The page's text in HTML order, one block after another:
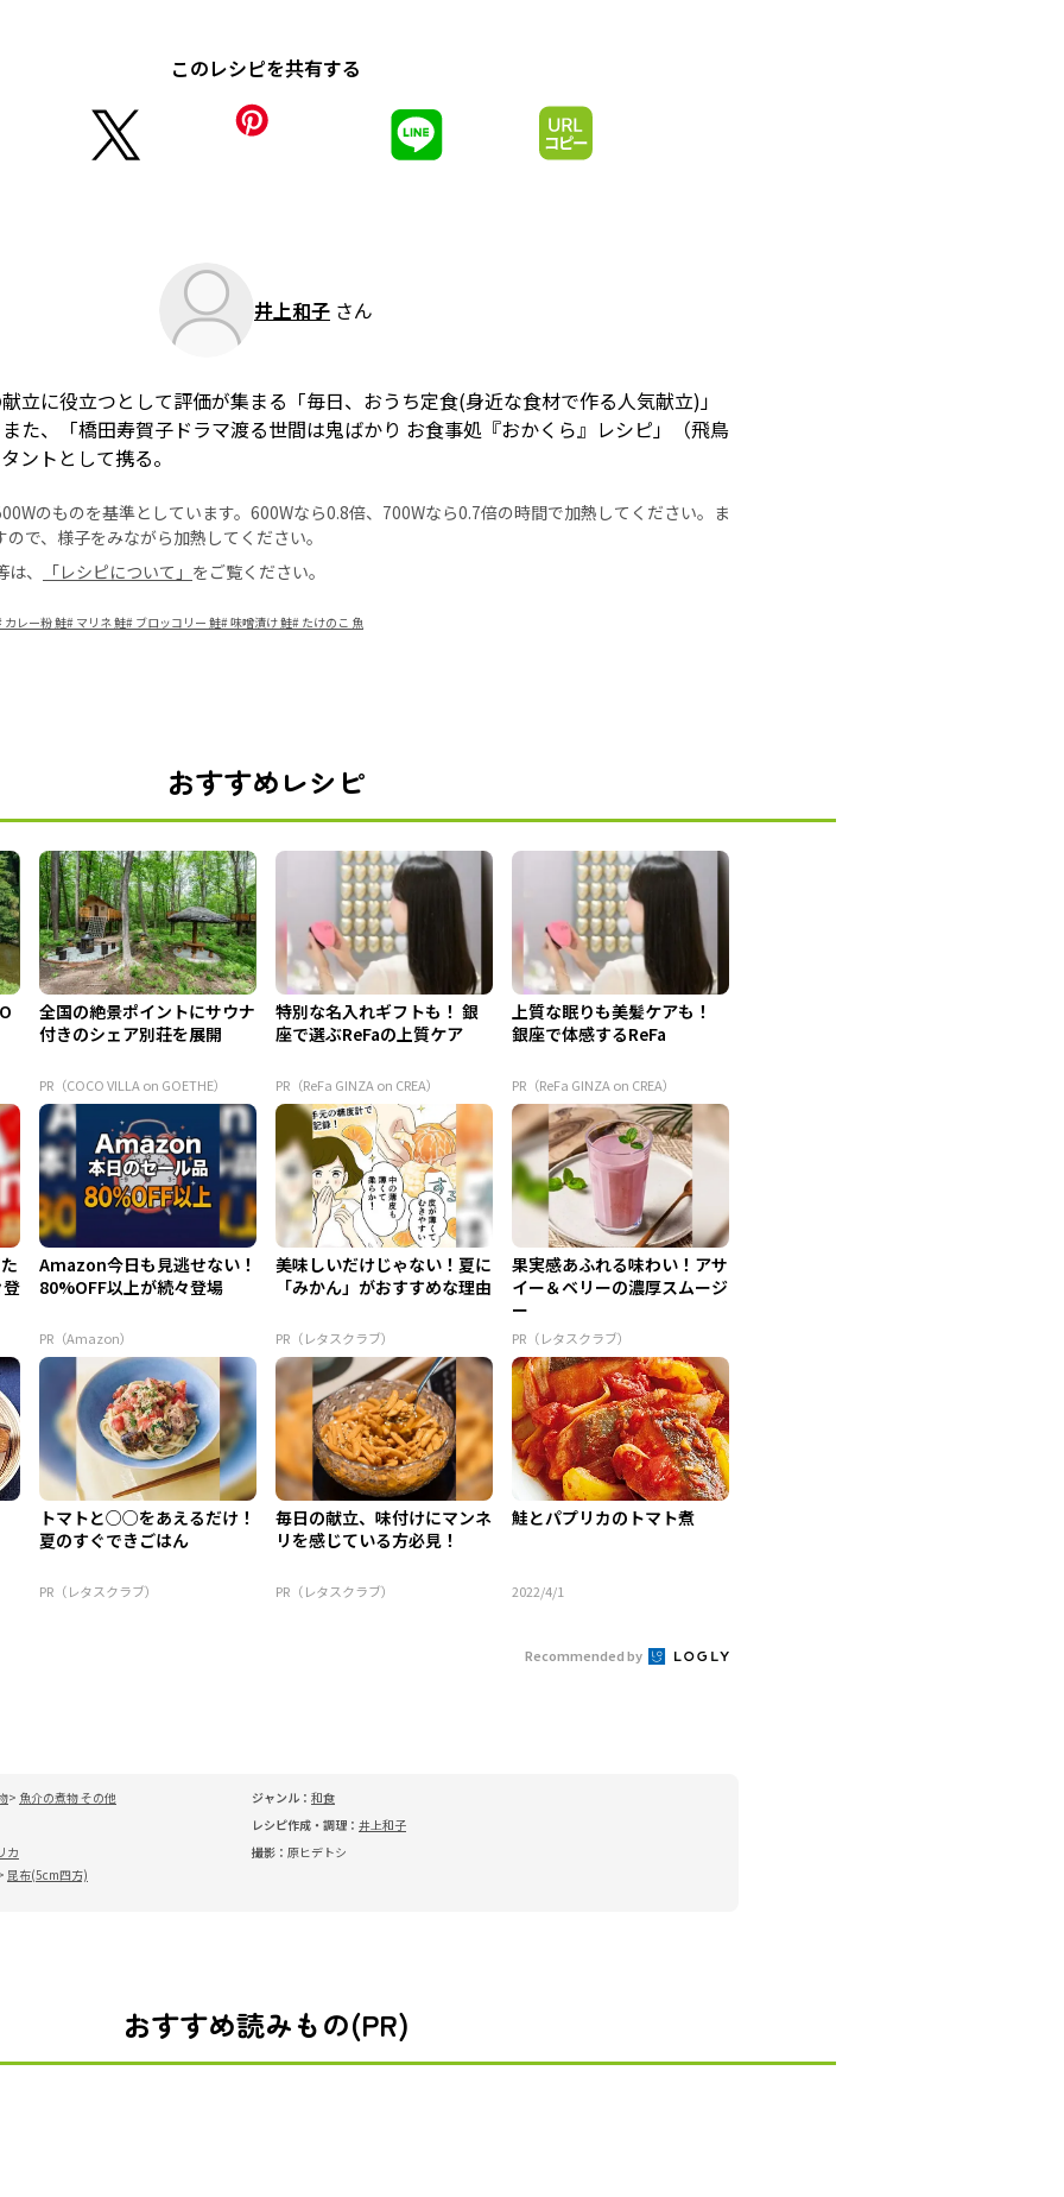
このレシピを共有する
井上和子 さん
立に役立つとして評価が集まる「毎日、おうち定食(身近な食材で作る人気献立)」
また、「橋田寿賀子ドラマ渡る世間は鬼ばかり お食事処『おかくら』レシピ」（飛鳥
ントとして携る。
のものを基準としています。600Wなら0.8倍、700Wなら0.7倍の時間で加熱してください。ま
で、様子をみながら加熱してください。
、
「レシピについて」 をご覧ください。
カレー粉 鮭# マリネ 鮭# ブロッコリー 鮭#味噌漬け 鮭# たけのこ 魚
おすすめレシピ
全国の絶景ポイントにサウナ
付きのシェア別荘を展開
PR（COCO VILLA on GOETHE）
特別な名入れギフトも！ 銀
座で選ぶReFaの上質ケア
PR（ReFa GINZA on CREA）
上質な眠りも美髪ケアも！
銀座で体感するReFa
PR（ReFa GINZA on CREA）
Amazon今日も見逃せない！
80%OFF以上が続々登場
PR（Amazon）
美味しいだけじゃない！夏に
「みかん」がおすすめな理由
PR（レタスクラブ）
果実感あふれる味わい！アサ
イー＆ベリーの濃厚スムージ
ー
PR（レタスクラブ）
トマトと○○をあえるだけ！
夏のすぐできごはん
PR（レタスクラブ）
毎日の献立、味付けにマンネ
リを感じている方必見！
PR（レタスクラブ）
鮭とパプリカのトマト煮
2022/4/1
Recommended by
魚介の煮物 その他
カ
昆布(5cm四方)
ジャンル： 和食
レシピ作成・調理： 井上和子
撮影： 原ヒデトシ
おすすめ読みもの(PR)